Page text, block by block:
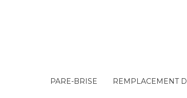
PARE-BRISE REMPLACEMENT